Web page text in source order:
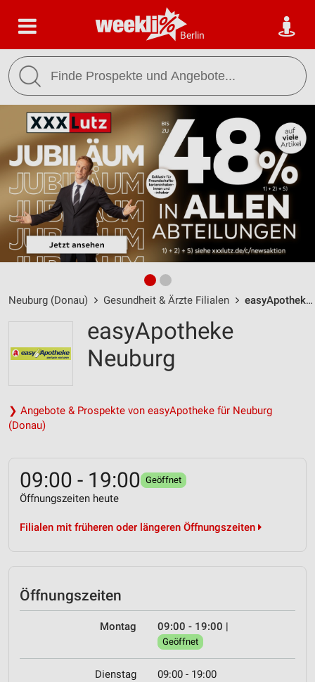
Berlin
Neuburg (Donau) Gesundheit & Ärzte Filialen easyApotheke Neuburg / Am Südpark 7 - Öffnungszeiten & Adresse
easyApotheke
Neuburg
❯ Angebote & Prospekte von easyApotheke für Neuburg
(Donau)
09:00 - 19:00 Geöffnet
Öffnungszeiten heute
Filialen mit früheren oder längeren Öffnungszeiten
Öffnungszeiten
Montag 09:00 - 19:00 |
Geöffnet
Dienstag 09:00 - 19:00